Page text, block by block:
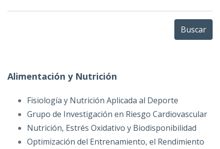
Alimentación y Nutrición
Fisiología y Nutrición Aplicada al Deporte
Grupo de Investigación en Riesgo Cardiovascular
Nutrición, Estrés Oxidativo y Biodisponibilidad
Optimización del Entrenamiento, el Rendimiento